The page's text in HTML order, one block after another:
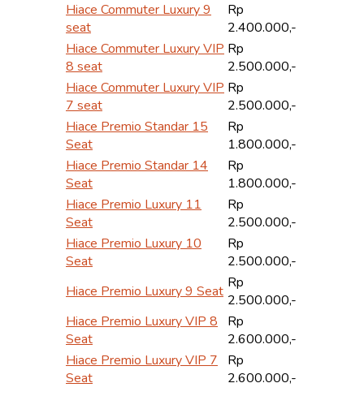
Hiace Commuter Luxury 9
seat
Rp
2.400.000,-
Hiace Commuter Luxury VIP
8 seat
Rp
2.500.000,-
Hiace Commuter Luxury VIP
7 seat
Rp
2.500.000,-
Hiace Premio Standar 15
Seat
Rp
1.800.000,-
Hiace Premio Standar 14
Seat
Rp
1.800.000,-
Hiace Premio Luxury 11
Seat
Rp
2.500.000,-
Hiace Premio Luxury 10
Seat
Rp
2.500.000,-
Hiace Premio Luxury 9 Seat Rp
2.500.000,-
Hiace Premio Luxury VIP 8
Seat
Rp
2.600.000,-
Hiace Premio Luxury VIP 7
Seat
Rp
2.600.000,-